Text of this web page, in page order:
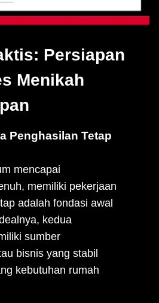
Persiapan
Menikah
Penghasilan Tetap
mencapai
memiliki pekerjaan
adalah fondasi awal
kedua
sumber
bisnis yang stabil
kebutuhan rumah